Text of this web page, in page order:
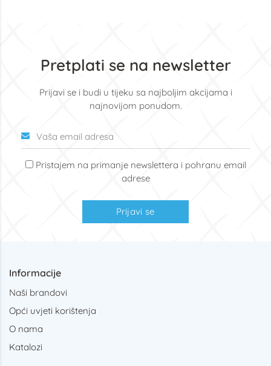
Pretplati se na newsletter
Prijavi se i budi u tijeku sa najboljim akcijama i
najnovijom ponudom.
Pristajem na primanje newslettera i pohranu email
adrese
Prijavi se
Informacije
Naši brandovi
Opći uvjeti korištenja
O nama
Katalozi